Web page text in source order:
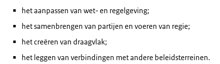
het aanpassen van wet- en regelgeving;
het samenbrengen van partijen en voeren van regie;
het creëren van draagvlak;
het leggen van verbindingen met andere beleidsterreinen.